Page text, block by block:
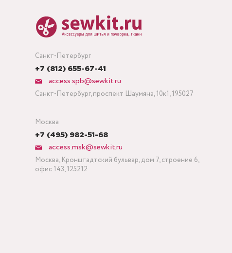
Санкт-Петербург
+7 (812) 655-67-41
access.spb@sewkit.ru
Санкт-Петербург, проспект Шаумяна, 10к1, 195027
Москва
+7 (495) 982-51-68
access.msk@sewkit.ru
Москва, Кронштадтский бульвар, дом 7, строение 6,
офис 143, 125212